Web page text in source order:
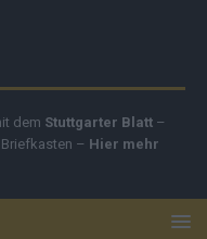
dem Stuttgarter Blatt –
– Hier mehr